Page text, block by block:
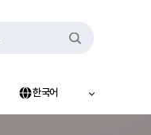
한국어